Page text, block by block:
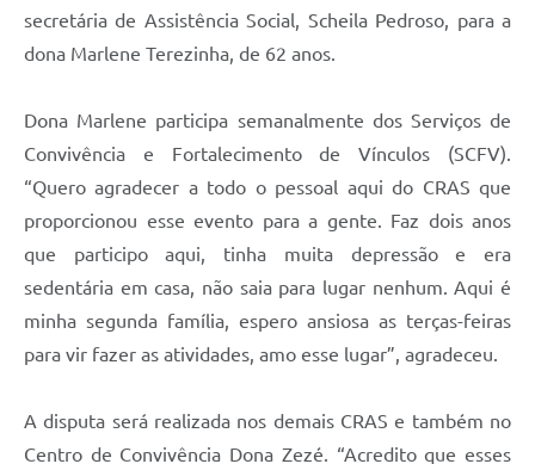
secretária de Assistência Social, Scheila Pedroso, para a
dona Marlene Terezinha, de 62 anos.
Dona Marlene participa semanalmente dos Serviços de
Convivência e Fortalecimento de Vínculos (SCFV).
“Quero agradecer a todo o pessoal aqui do CRAS que
proporcionou esse evento para a gente. Faz dois anos
que participo aqui, tinha muita depressão e era
sedentária em casa, não saia para lugar nenhum. Aqui é
minha segunda família, espero ansiosa as terças-feiras
para vir fazer as atividades, amo esse lugar”, agradeceu.
A disputa será realizada nos demais CRAS e também no
Centro de Convivência Dona Zezé. “Acredito que esses